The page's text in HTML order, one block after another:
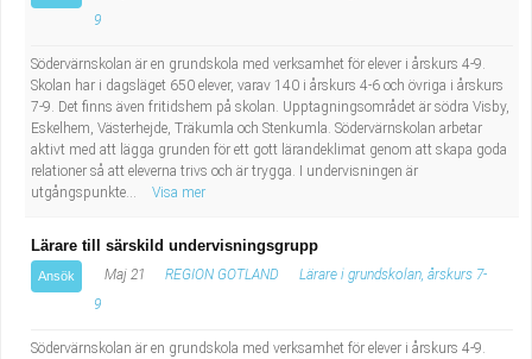
Industriell tillverkning
Installation, drift, underhåll
Kropps- och skönhetsvård
Kultur, media, design
Militärt arbete
Naturbruk
Behandlingsassistent/Socialpedagog
Tandsköterska
Budbilsförare
Tidningsbud/Tidningsdistributör
Lärare i fritidshem/Fritidspedagog
Taxiförare/Taxichaufför
9
Södervärnskolan är en grundskola med verksamhet för elever i årskurs 4-9.
Skolan har i dagsläget 650 elever, varav 140 i årskurs 4-6 och övriga i årskurs
7-9. Det finns även fritidshem på skolan. Upptagningsområdet är södra Visby,
Eskelhem, Västerhejde, Träkumla och Stenkumla. Södervärnskolan arbetar
aktivt med att lägga grunden för ett gott lärandeklimat genom att skapa goda
relationer så att eleverna trivs och är trygga. I undervisningen är
utgångspunkte...
Visa mer
Lärare till särskild undervisningsgrupp
Ansök Maj 21 REGION GOTLAND
Lärare i grundskolan, årskurs 7-
9
Södervärnskolan är en grundskola med verksamhet för elever i årskurs 4-9.